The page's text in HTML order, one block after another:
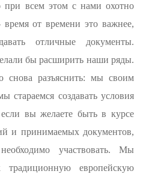
при всем этом с нами охотно
от времени это важнее,
отличные документы.
бы расширить наши ряды.
разъяснить: мы своим
стараемся создавать условия
вы желаете быть в курсе
и принимаемых документов,
участвовать. Мы
европейскую